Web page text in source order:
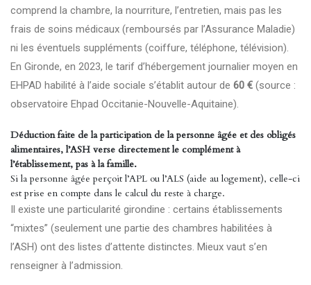
comprend la chambre, la nourriture, l’entretien, mais pas les
frais de soins médicaux (remboursés par l’Assurance Maladie)
ni les éventuels suppléments (coiffure, téléphone, télévision).
En Gironde, en 2023, le tarif d’hébergement journalier moyen en
EHPAD habilité à l’aide sociale s’établit autour de 60 € (source :
observatoire Ehpad Occitanie-Nouvelle-Aquitaine).
Déduction faite de la participation de la personne âgée et des obligés
alimentaires, l’ASH verse directement le complément à
l’établissement, pas à la famille.
Si la personne âgée perçoit l’APL ou l’ALS (aide au logement), celle-ci
est prise en compte dans le calcul du reste à charge.
Il existe une particularité girondine : certains établissements
“mixtes” (seulement une partie des chambres habilitées à
l’ASH) ont des listes d’attente distinctes. Mieux vaut s’en
renseigner à l’admission.